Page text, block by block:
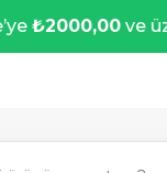
₺2000,00 ve